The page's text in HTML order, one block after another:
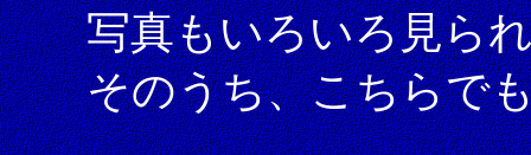
写真もいろいろ見ら
そのうち、こちらで